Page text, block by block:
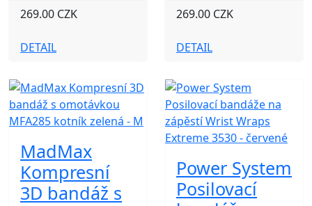
269.00 CZK
DETAIL
269.00 CZK
DETAIL
MadMax
Kompresní
3D bandáž s
Power System
Posilovací